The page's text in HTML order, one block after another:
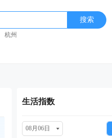
搜索
杭州
周六
生活指数
08月06日